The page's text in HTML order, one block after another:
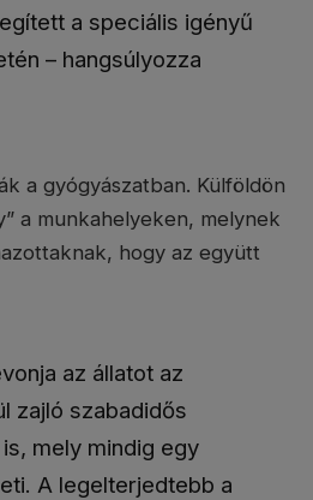
a speciális igényű
– hangsúlyozza
a gyógyászatban. Külföldön
a munkahelyeken, melynek
hogy az együtt
az állatot az
zajló szabadidős
mely mindig egy
A legelterjedtebb a